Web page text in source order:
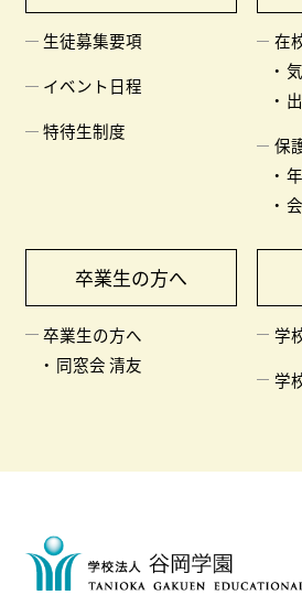
生徒募集要項
イベント日程
特待生制度
在
保
卒業生の方へ
卒業生の方へ
同窓会 清友
学
学